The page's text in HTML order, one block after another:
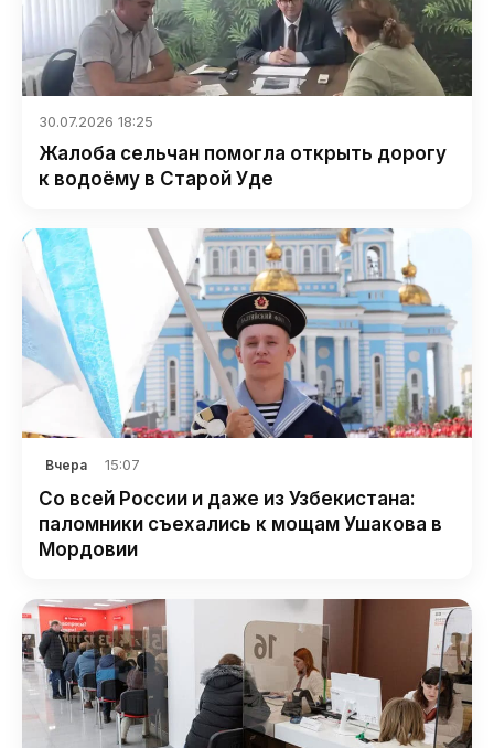
30.07.2026 18:25
Жалоба сельчан помогла открыть дорогу
к водоёму в Старой Уде
Вчера 15:07
Со всей России и даже из Узбекистана:
паломники съехались к мощам Ушакова в
Мордовии